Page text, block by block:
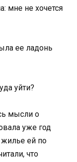
мне не хочется
ее ладонь
уйти?
мысли о
уже год
жилье ей по
что